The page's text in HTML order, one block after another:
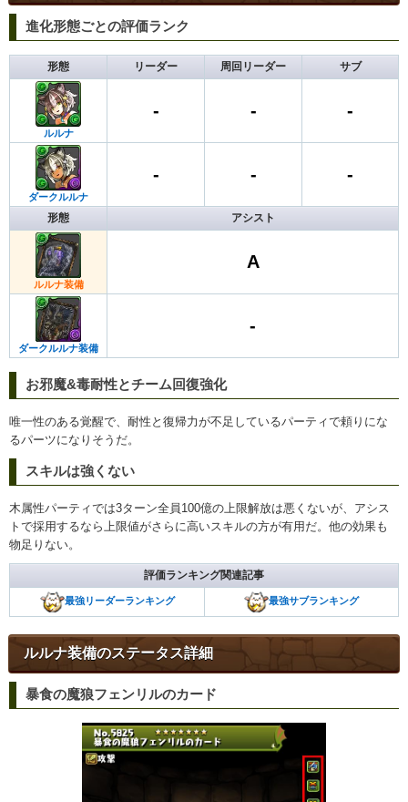
進化形態ごとの評価ランク
形態 リーダー 周回リーダー サブ
ルルナ
- - -
ダークルルナ
- - -
形態 アシスト
ルルナ装備
A
ダークルルナ装備
-
お邪魔&毒耐性とチーム回復強化
唯一性のある覚醒で、耐性と復帰力が不足しているパーティで頼りにな
るパーツになりそうだ。
スキルは強くない
木属性パーティでは3ターン全員100億の上限解放は悪くないが、アシス
トで採用するなら上限値がさらに高いスキルの方が有用だ。他の効果も
物足りない。
評価ランキング関連記事
最強リーダーランキング 最強サブランキング
ルルナ装備のステータス詳細
暴食の魔狼フェンリルのカード